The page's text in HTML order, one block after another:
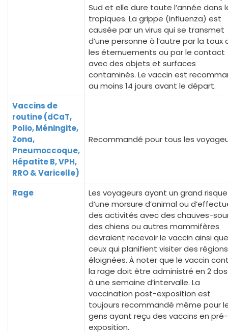
Sud et elle dure toute l’année dans
tropiques. La grippe (influenza) est
causée par un virus qui se transmet
d’une personne à l’autre par la toux
les éternuements ou par le contact
avec des objets et surfaces
contaminés. Le vaccin est
au moins 14 jours avant le départ.
Vaccins de
routine (dCaT,
Polio, Méningite,
Zona,
Pneumoccoque,
Hépatite B, VPH,
RRO & Varicelle)
Recommandé pour tous les
Rage
Les voyageurs ayant un grand risque
d’une morsure d’animal ou
des activités avec des chauves-
des chiens ou autres mammifères
devraient recevoir le vaccin ainsi que
ceux qui planifient visiter des régions
éloignées. À noter que le vaccin
la rage doit être administré en 2
à une semaine d’intervalle. La
vaccination post-exposition est
toujours recommandé même pour
gens ayant reçu des vaccins en pré-
exposition.